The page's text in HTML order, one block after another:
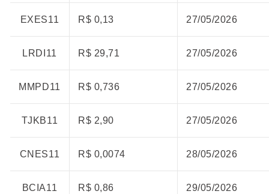
EXES11 R$ 0,13 27/05/2026
LRDI11 R$ 29,71 27/05/2026
MMPD11 R$ 0,736 27/05/2026
TJKB11 R$ 2,90 27/05/2026
CNES11 R$ 0,0074 28/05/2026
BCIA11 R$ 0,86 29/05/2026